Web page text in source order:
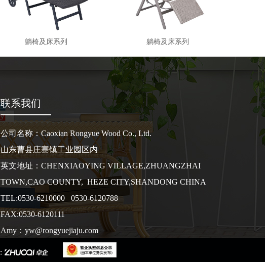
躺椅及床系列 躺椅及床系列
联系我们
公司名称：Caoxian Rongyue Wood Co., Ltd.
山东曹县庄寨镇工业园区内
英文地址：CHENXIAOYING VILLAGE,ZHUANGZHAI
TOWN,CAO COUNTY, HEZE CITY,SHANDONG CHINA
TEL:0530-6210000 0530-6120788
FAX:0530-6120111
Amy：yw@rongyuejiaju.com
Lucy：linda@rongyuejiaju.com